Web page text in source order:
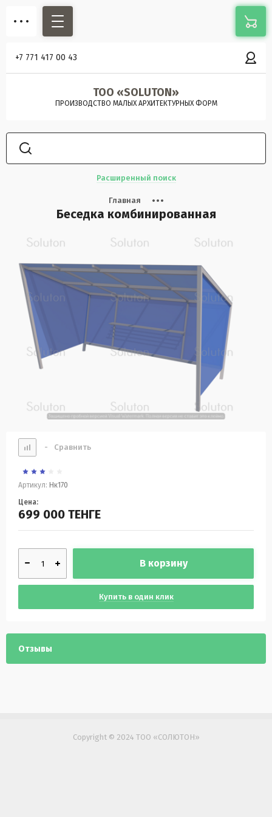
+7 771 417 00 43
ТОО «SOLUTON»
ПРОИЗВОДСТВО МАЛЫХ АРХИТЕКТУРНЫХ ФОРМ
Расширенный поиск
Главная
Беседка комбинированная
- Сравнить
Артикул: Нк170
Цена:
699 000 ТЕНГЕ
В корзину
Купить в один клик
Отзывы
Copyright © 2024 ТОО «СОЛЮТОН»